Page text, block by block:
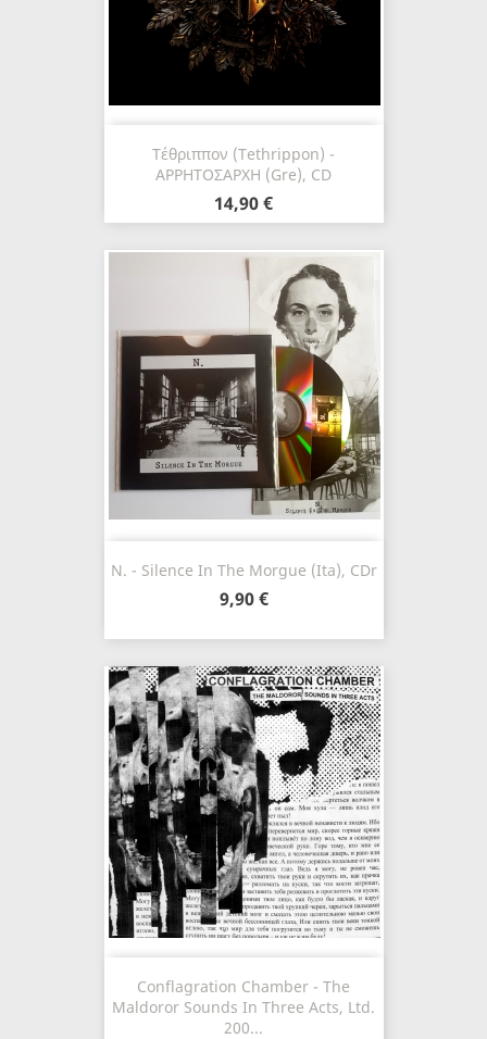
Τέθριππον (Tethrippon) -
ΑΡΡΗΤΟΣΑΡΧΗ (Gre), CD
14,90 €
N. - Silence In The Morgue (Ita), CDr
9,90 €
Conflagration Chamber - The
Maldoror Sounds In Three Acts, Ltd.
200...